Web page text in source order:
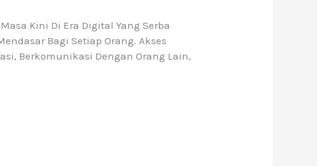
Kini Di Era Digital Yang Serba
Bagi Setiap Orang. Akses
Berkomunikasi Dengan Orang Lain,